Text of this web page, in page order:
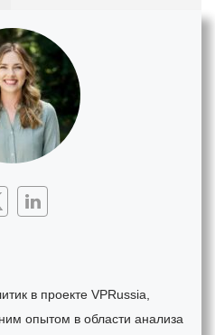
в проекте VPRussia,
опытом в области анализа